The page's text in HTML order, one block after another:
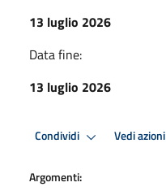
13 luglio 2026
Data fine:
13 luglio 2026
Condividi Vedi azioni
Argomenti: